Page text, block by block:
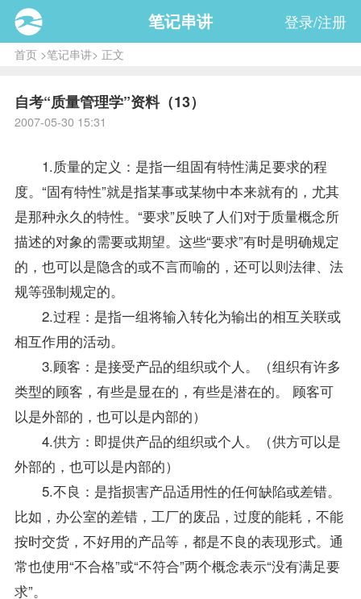
笔记串讲 登录/注册
首页>笔记串讲> 正文
自考“质量管理学”资料（13）
2007-05-30 15:31
1.质量的定义：是指一组固有特性满足要求的程
度。“固有特性”就是指某事或某物中本来就有的，尤其
是那种永久的特性。“要求”反映了人们对于质量概念所
描述的对象的需要或期望。这些“要求”有时是明确规定
的，也可以是隐含的或不言而喻的，还可以则法律、法
规等强制规定的。
2.过程：是指一组将输入转化为输出的相互关联或
相互作用的活动。
3.顾客：是接受产品的组织或个人。（组织有许多
类型的顾客，有些是显在的，有些是潜在的。 顾客可
以是外部的，也可以是内部的）
4.供方：即提供产品的组织或个人。（供方可以是
外部的，也可以是内部的）
5.不良：是指损害产品适用性的任何缺陷或差错。
比如，办公室的差错，工厂的废品，过度的能耗，不能
按时交货，不好用的产品等，都是不良的表现形式。通
常也使用“不合格”或“不符合”两个概念表示“没有满足要
求”。